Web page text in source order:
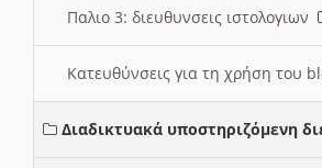
Παλιο 3: διευθυνσεις ιστολογιων
Κατευθύνσεις για τη χρήση του
Διαδικτυακά υποστηριζόμενη